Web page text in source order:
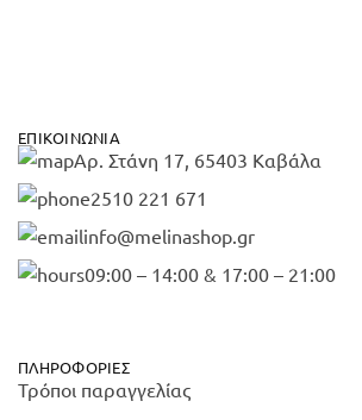
ΕΠΙΚΟΙΝΩΝΊΑ
Αρ. Στάνη 17, 65403 Καβάλα
2510 221 671
info@melinashop.gr
09:00 – 14:00 & 17:00 – 21:00
ΠΛΗΡΟΦΟΡΊΕΣ
Τρόποι παραγγελίας